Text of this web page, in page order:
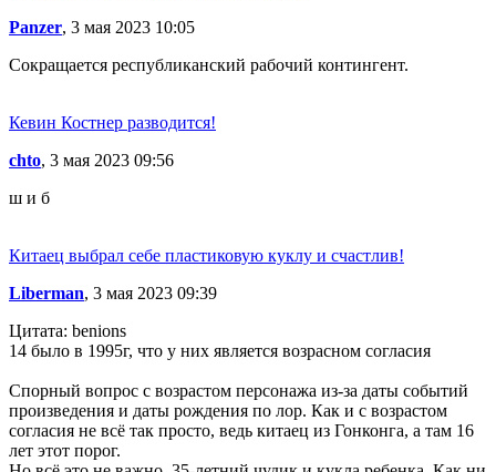
Panzer, 3 мая 2023 10:05
Сокращается республиканский рабочий контингент.
Кевин Костнер разводится!
chto, 3 мая 2023 09:56
ш и б
Китаец выбрал себе пластиковую куклу и счастлив!
Liberman, 3 мая 2023 09:39
Цитата: benions
14 было в 1995г, что у них является возрасном согласия
Спорный вопрос с возрастом персонажа из-за даты событий
произведения и даты рождения по лор. Как и с возрастом
согласия не всё так просто, ведь китаец из Гонконга, а там 16
лет этот порог.